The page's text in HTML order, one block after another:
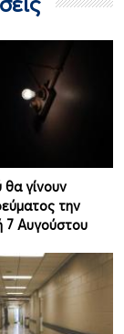
γίνουν
την
7 Αυγούστου